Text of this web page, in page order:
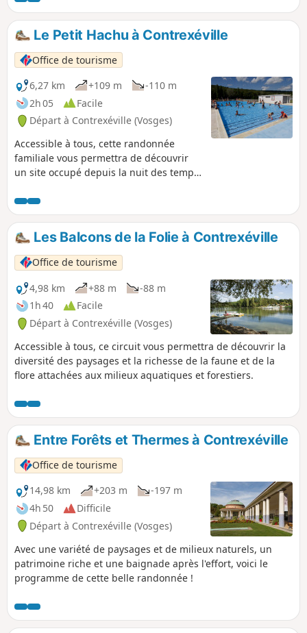
Le Petit Hachu à Contrexéville
Office de tourisme
6,27 km
+109 m
-110 m
2h 05
Facile
Départ à Contrexéville (Vosges)
Accessible à tous, cette randonnée
familiale vous permettra de découvrir
un site occupé depuis la nuit des temps.
vous pourrez découvrir des orchidées
dans les forêts environnantes.
Les Balcons de la Folie à Contrexéville
Office de tourisme
4,98 km
+88 m
-88 m
1h 40
Facile
Départ à Contrexéville (Vosges)
Accessible à tous, ce circuit vous permettra de découvrir la
diversité des paysages et la richesse de la faune et de la
flore attachées aux milieux aquatiques et forestiers.
Entre Forêts et Thermes à Contrexéville
Office de tourisme
14,98 km
+203 m
-197 m
4h 50
Difficile
Départ à Contrexéville (Vosges)
Avec une variété de paysages et de milieux naturels, un
patrimoine riche et une baignade après l'effort, voici le
programme de cette belle randonnée !